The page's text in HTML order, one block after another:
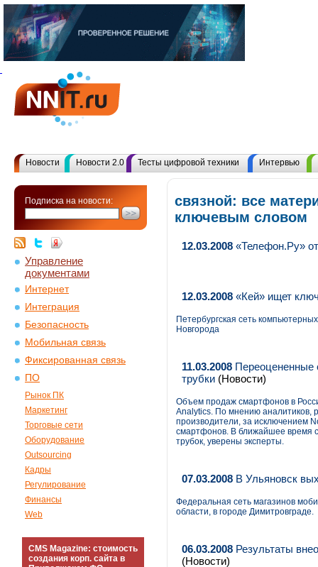
Новости Новости 2.0 Тесты цифровой техники Интервью
Подписка на новости:
Управление
документами
Интернет
Интеграция
Безопасность
Мобильная связь
Фиксированная связь
ПО
Рынок ПК
Маркетинг
Торговые сети
Оборудование
Outsourcing
Кадры
Регулирование
Финансы
Web
CMS Magazine: стоимость
создания корп. сайта в
связной: все
ключевым словом
12.03.2008 «Телефон.Ру»
12.03.2008 «Кей» ищет
Петербургская сеть
Новгорода
11.03.2008
трубки (Новости)
Объем продаж смартфонов в
Analytics. По мнению аналитиков,
производители, за исключением
смартфонов. В ближайшее время
трубок, уверены эксперты.
07.03.2008 В Ульяновск
Федеральная сеть магазинов
области, в городе Димитровграде.
06.03.2008 Результаты
(Новости)